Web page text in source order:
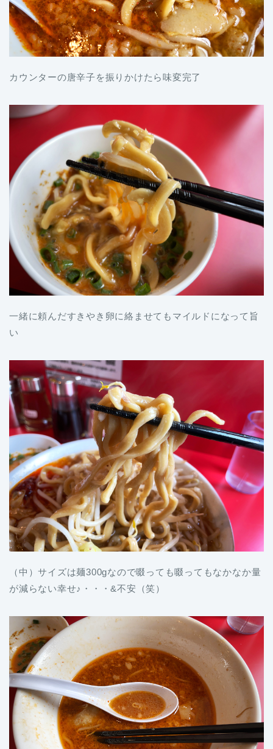
カウンターの唐辛子を振りかけたら味変完了
一緒に頼んだすきやき卵に絡ませてもマイルドになって旨
い
（中）サイズは麺300gなので啜っても啜ってもなかなか量
が減らない幸せ♪・・・&不安（笑）